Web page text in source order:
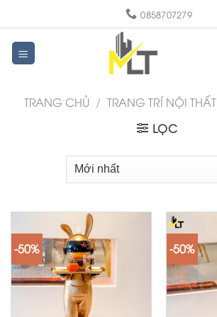
to
content
0858707279
TRANG CHỦ / TRANG TRÍ NỘI THẤT
LỌC
-50% -50%